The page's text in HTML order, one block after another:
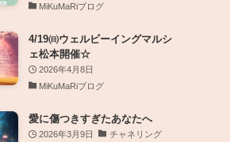
MiKuMaRiブログ
4/19㈰ウェルビーイングマルシ
ェ松本開催☆
2026年4月8日
MiKuMaRiブログ
愛に傷つきすぎたあなたへ
2026年3月9日 チャネリング